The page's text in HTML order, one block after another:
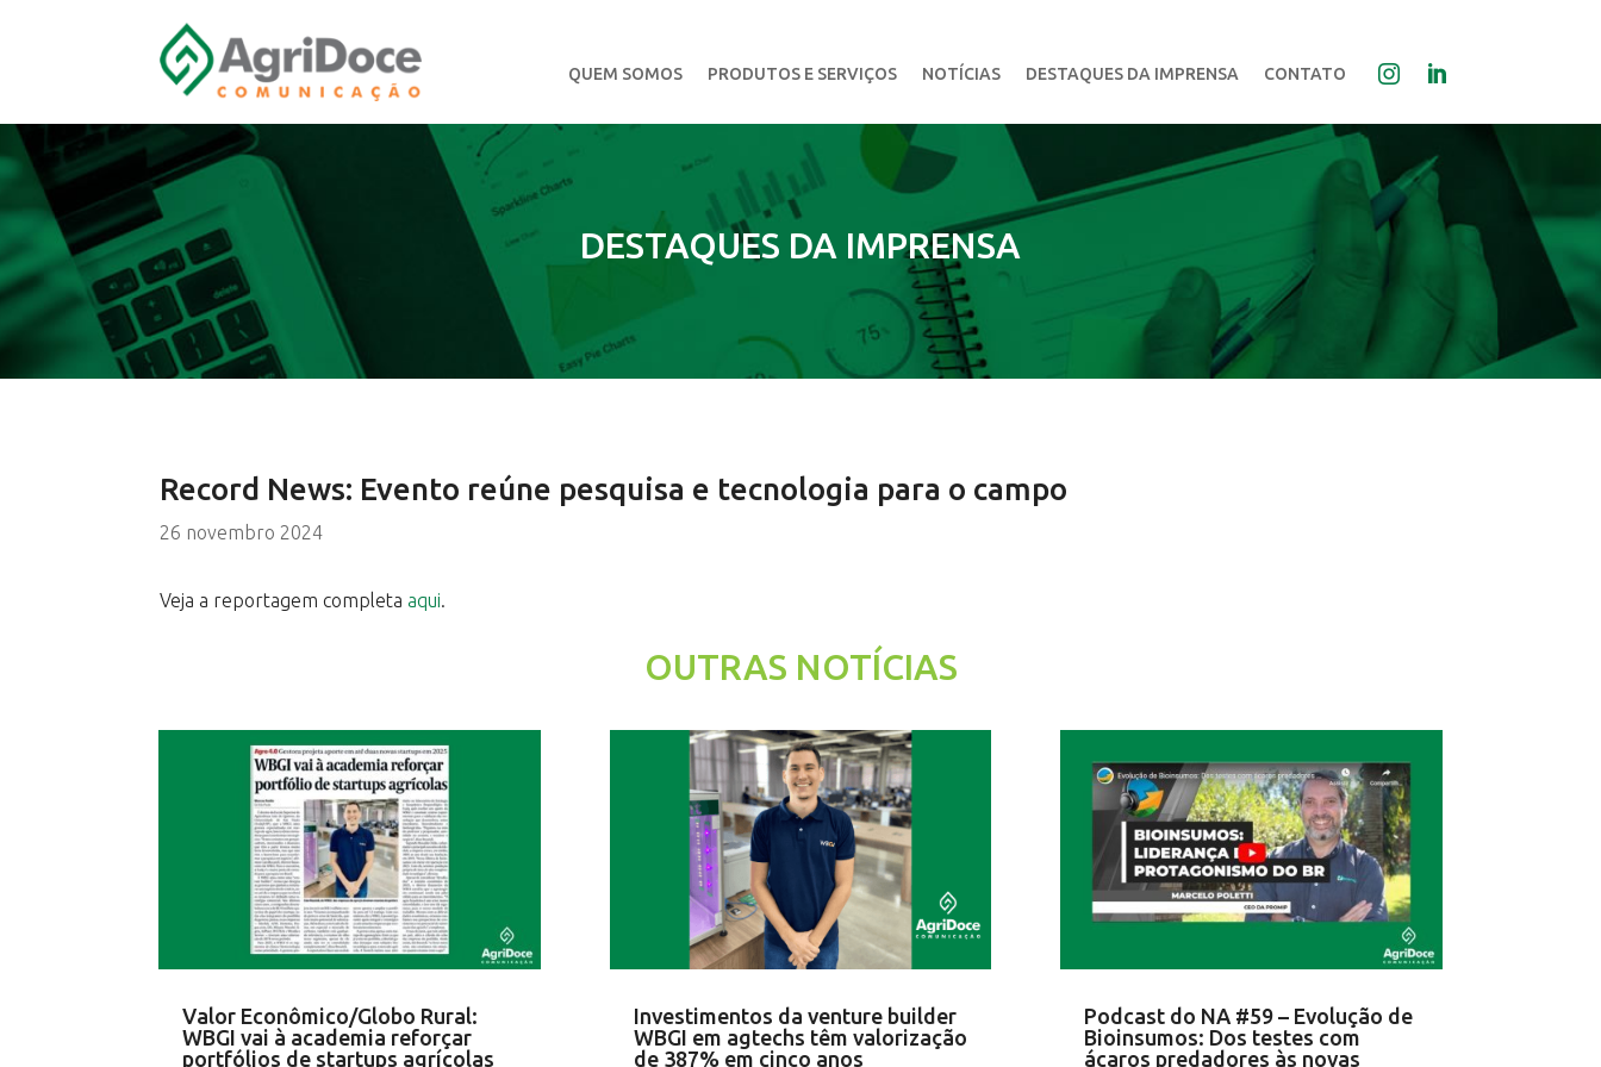
QUEM SOMOS PRODUTOS E SERVIÇOS NOTÍCIAS DESTAQUES DA IMPRENSA CONTATO
DESTAQUES DA IMPRENSA
Record News: Evento reúne pesquisa e tecnologia para o campo
26 novembro 2024
Veja a reportagem completa aqui.
OUTRAS NOTÍCIAS
Valor Econômico/Globo Rural:
WBGI vai à academia reforçar
portfólios de startups agrícolas
Investimentos da venture builder
WBGI em agtechs têm valorização
de 387% em cinco anos
Podcast do NA #59 – Evolução de
Bioinsumos: Dos testes com
ácaros predadores às novas